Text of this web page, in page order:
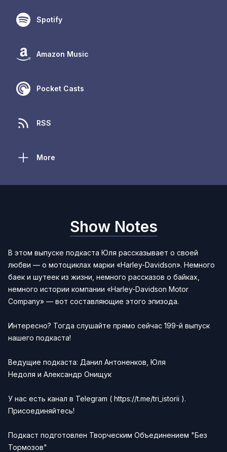
Spotify
Amazon Music
Pocket Casts
RSS
More
Show Notes
В этом выпуске подкаста Юля рассказывает о своей
любви — о мотоциклах марки «Harley-Davidson». Немного
баек и шутеек из жизни, немного рассказов о байках,
немного истории компании «Harley-Davidson Motor
Company» — вот составляющие этого эпизода.
Интересно? Тогда слушайте прямо сейчас 199-й выпуск
нашего подкаста!
Ведущие подкаста: Данил Антоненков, Юля
Недоля и Александр Онищук
У нас есть канал в Telegram ( https://t.me/tri_istorii ).
Присоединяйтесь!
Подкаст подготовлен Творческим Объединением "Без
Тормозов"